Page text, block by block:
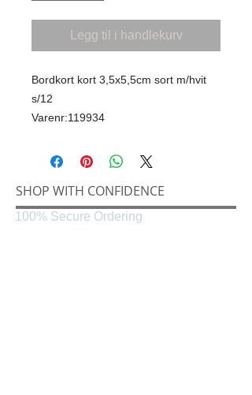
Legg til i handlekurv
Bordkort kort 3,5x5,5cm sort m/hvit
s/12
Varenr:119934
SHOP WITH CONFIDENCE
100% Secure Ordering